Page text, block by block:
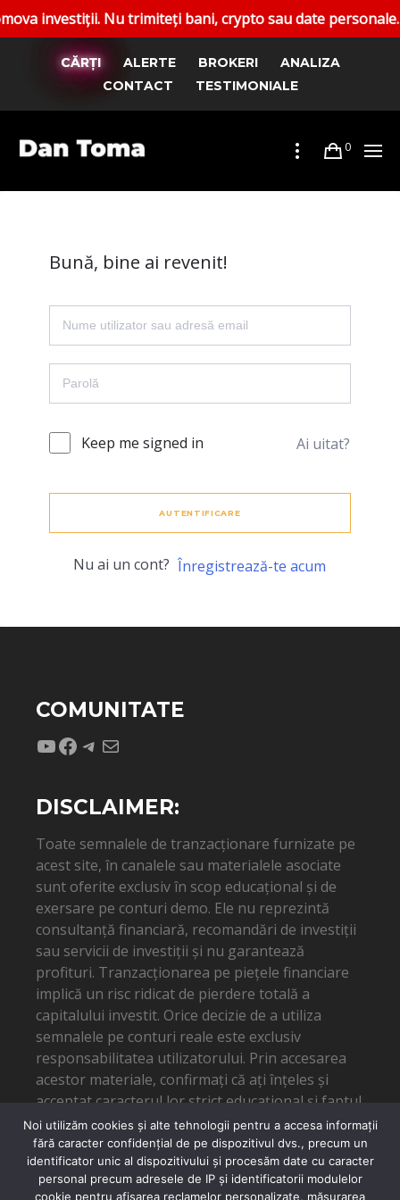
investiții. Nu trimiteți bani, crypto sau date
CĂRȚI ALERTE BROKERI
ANALIZA
CONTACT
TESTIMONIALE
0
Bună, bine ai revenit!
Keep me signed in Ai uitat?
AUTENTIFICARE
Nu ai un cont? Înregistrează-te acum
COMUNITATE
YouTube
Facebook
Telegram
Mail
DISCLAIMER:
Toate semnalele de tranzacționare furnizate pe
acest site, în canalele sau materialele asociate
sunt oferite exclusiv în scop educațional și de
exersare pe conturi demo. Ele nu reprezintă
consultanță financiară, recomandări de investiții
sau servicii de investiții și nu garantează
profituri. Tranzacționarea pe piețele financiare
implică un risc ridicat de pierdere totală a
capitalului investit. Orice decizie de a utiliza
semnalele pe conturi reale este exclusiv
responsabilitatea utilizatorului. Prin accesarea
acestor materiale, confirmați că ați înțeles și
acceptat caracterul lor strict educațional și faptul
că autorul nu poate fi tras la răspundere pentru
eventuale pierderi financiare.
Noi utilizăm cookies și alte tehnologii pentru a accesa informații
fără caracter confidențial de pe dispozitivul dvs., precum un
identificator unic al dispozitivului și procesăm date cu caracter
personal precum adresele de IP și identificatorii modulelor
cookie pentru afișarea reclamelor personalizate, măsurarea